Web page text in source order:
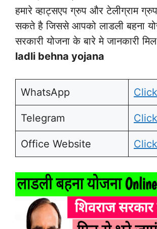
हमारे व्हाट्सएप ग्रुप और टेलीग्राम
सकते है जिससे आपको लाडली बहना
सरकारी योजना के बारे मे जानकारी
ladli behna yojana
WhatsApp
Telegram
Office Website